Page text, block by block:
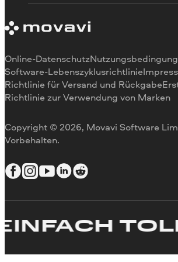
Rückerstattung
Für Arbeit
Video zuschneiden
Video drehen
Videogröße ändern
Video umkehren
Video stabilisieren
Text zum Video hinzufügen
Video erstellen
Copyright © 2026, Movavi Software
Vorbehalten.
Online-Datenschutz
Software-Lebenszyklusrichtlinie
Richtlinie für Versand und Rückgabe
Richtlinie zur Verwendung von Marken